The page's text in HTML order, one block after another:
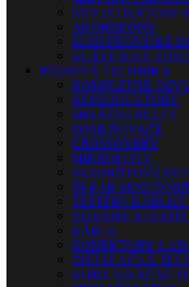
SYNTETIZÁTORY
AKORDEÓNY
ELEKTRONICKÉ
KLÁVESOVÉ
PÓDIOVÁ TECHNIKA
KOMPLETNÉ
REPRODUKTORY
MIXÁŽNE PULTY
ZOSILŇOVAČE
CROSSOVERY
MIKROFÓNY
BEZDRÔTOVÉ
IN-EAR
TESTERY KÁBLOV
STOJANY A
KÁBLE
KONEKTORY A
INŠTALAČNÁ
KOMUNIKAČNÉ